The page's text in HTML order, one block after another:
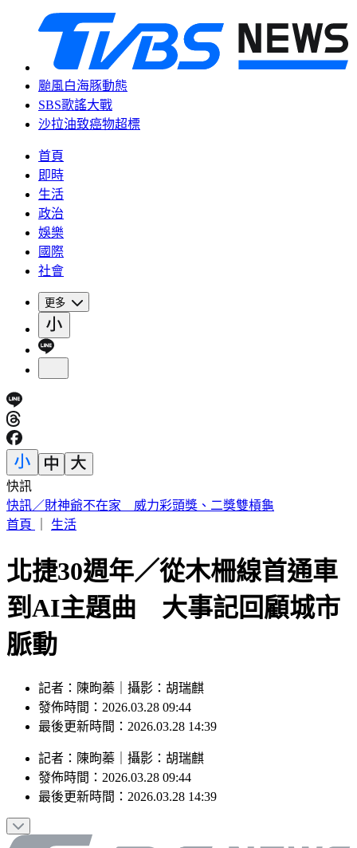
颱風白海豚動態
SBS歌謠大戰
沙拉油致癌物超標
首頁
即時
生活
政治
娛樂
國際
社會
更多
快訊
中國出入境新規將上路 陸委會曝「這類人」最危險
首頁
生活
北捷30週年／從木柵線首通車
到AI主題曲 大事記回顧城市
脈動
記者：陳昫蓁｜攝影：胡瑞麒
發佈時間：2026.03.28 09:44
最後更新時間：2026.03.28 14:39
記者 ： 陳昫蓁 攝影 ： 胡瑞麒
發佈時間： 2026.03.28 09:44
最後更新時間： 2026.03.28 14:39